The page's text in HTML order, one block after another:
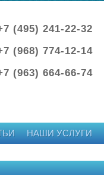
(495) 241-22-32
(968) 774-12-14
(963) 664-66-74
НАШИ УСЛУГИ